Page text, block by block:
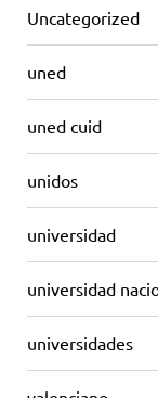
Uncategorized
uned
uned cuid
unidos
universidad
universidad
universidades